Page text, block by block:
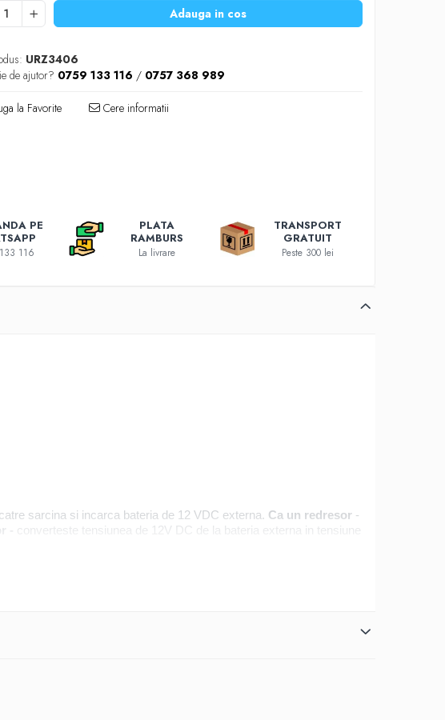
Adauga in cos
URZ3406
de ajutor? 0759 133 116 / 0757 368 989
la Favorite Cere informatii
PE
116
PLATA
RAMBURS
La livrare
TRANSPORT
GRATUIT
Peste 300 lei
sarcina si incarca bateria de 12 VDC externa. Ca un redresor -
-
converteste tensiunea de 12V DC de la bateria externa in tensiune